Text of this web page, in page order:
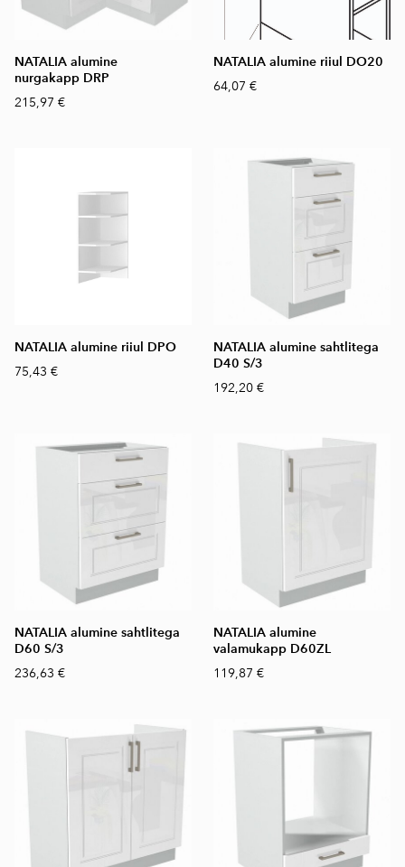
NATALIA alumine
nurgakapp DRP
215,97 €
NATALIA alumine riiul DO20
64,07 €
NATALIA alumine riiul DPO
75,43 €
NATALIA alumine sahtlitega
D40 S/3
192,20 €
NATALIA alumine sahtlitega
D60 S/3
236,63 €
NATALIA alumine
valamukapp D60ZL
119,87 €